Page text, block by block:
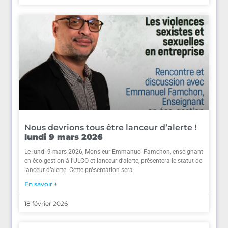
Nous devrions tous être lanceur d’alerte !
lundi 9 mars 2026
Le lundi 9 mars 2026, Monsieur Emmanuel Famchon, enseignant
en éco-gestion à l’ULCO et lanceur d’alerte, présentera le statut de
lanceur d’alerte. Cette présentation sera
En savoir +
18 février 2026